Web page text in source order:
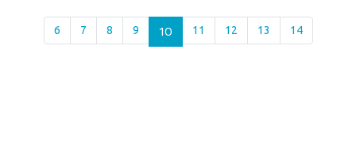
6 7 8 9 10 11 12 13 14